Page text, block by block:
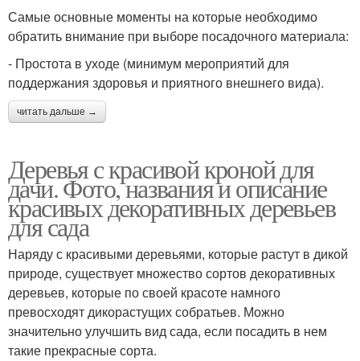
Самые основные моменты на которые необходимо
обратить внимание при выборе посадочного материала:
- Простота в уходе (минимум мероприятий для
поддержания здоровья и приятного внешнего вида).
читать дальше →
Деревья с красивой кроной для
дачи. Фото, названия и описание
красивых декоративных деревьев
для сада
Наряду с красивыми деревьями, которые растут в дикой
природе, существует множество сортов декоративных
деревьев, которые по своей красоте намного
превосходят дикорастущих собратьев. Можно
значительно улучшить вид сада, если посадить в нем
такие прекрасные сорта.